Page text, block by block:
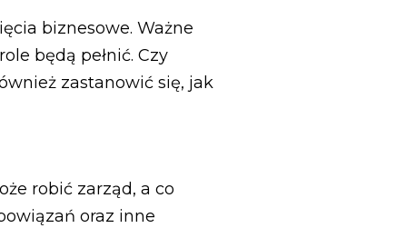
biznesowe. Ważne
będą pełnić. Czy
zastanowić się, jak
robić zarząd, a co
oraz inne